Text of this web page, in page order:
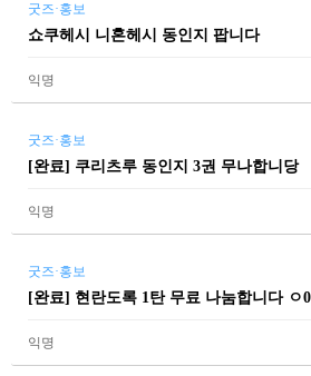
굿즈·홍보
쇼쿠헤시 니혼헤시 동인지 팝니다
익명
굿즈·홍보
[완료] 쿠리츠루 동인지 3권 무나합니당
익명
굿즈·홍보
[완료] 현란도록 1탄 무료 나눔합니다 ㅇ
익명